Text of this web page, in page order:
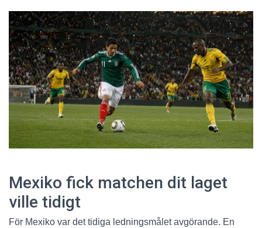
Mexiko fick matchen dit laget
ville tidigt
För Mexiko var det tidiga ledningsmålet avgörande. En